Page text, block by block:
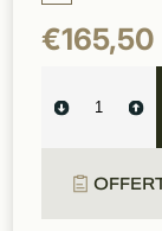
€165,50